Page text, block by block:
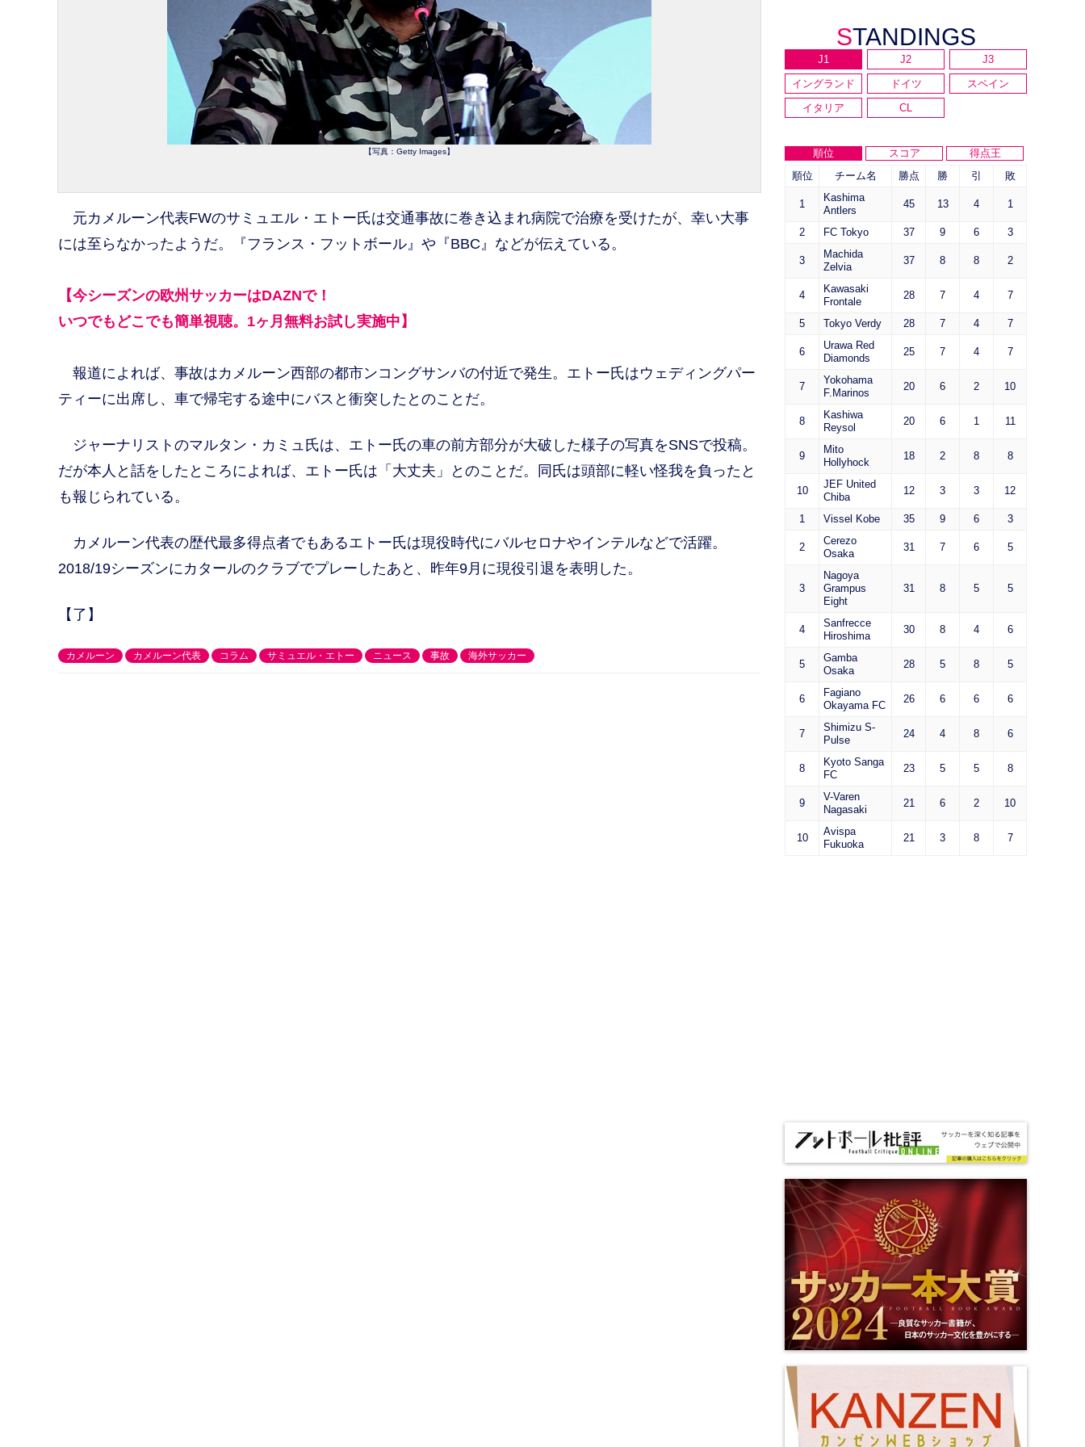
【写真：Getty Images】
元カメルーン代表FWのサミュエル・エトー氏は交通事故に巻き込まれ病院で治療を受けたが、幸い大事
には至らなかったようだ。『フランス・フットボール』や『BBC』などが伝えている。
【今シーズンの欧州サッカーはDAZNで！
いつでもどこでも簡単視聴。1ヶ月無料お試し実施中】
報道によれば、事故はカメルーン西部の都市ンコングサンバの付近で発生。エトー氏はウェディングパー
ティーに出席し、車で帰宅する途中にバスと衝突したとのことだ。
ジャーナリストのマルタン・カミュ氏は、エトー氏の車の前方部分が大破した様子の写真をSNSで投稿。
だが本人と話をしたところによれば、エトー氏は「大丈夫」とのことだ。同氏は頭部に軽い怪我を負ったと
も報じられている。
カメルーン代表の歴代最多得点者でもあるエトー氏は現役時代にバルセロナやインテルなどで活躍。
2018/19シーズンにカタールのクラブでプレーしたあと、昨年9月に現役引退を表明した。
【了】
カメルーン カメルーン代表 コラム サミュエル・エトー ニュース 事故 海外サッカー
STANDINGS
J1 J2
J3
イングランド
ドイツ
スペイン
イタリア
CL
順位 スコア
得点王
順位
チーム名 勝点 勝 引 敗
1
Kashima
Antlers
45 13 4 1
2 FC Tokyo 37 9 6 3
3
Machida
Zelvia
37 8 8 2
4
Kawasaki
Frontale
28 7 4 7
5 Tokyo Verdy 28 7 4 7
6
Urawa Red
Diamonds
25 7 4 7
7
Yokohama
F.Marinos
20 6 2 10
8
Kashiwa
Reysol
20 6 1 11
9
Mito
Hollyhock
18 2 8 8
10
JEF United
Chiba
12 3 3 12
1 Vissel Kobe 35 9 6 3
2
Cerezo
Osaka
31 7 6 5
3
Nagoya
Grampus
Eight
31 8 5 5
4
Sanfrecce
Hiroshima
30 8 4 6
5
Gamba
Osaka
28 5 8 5
6
Fagiano
Okayama FC
26 6 6 6
7
Shimizu S-
Pulse
24 4 8 6
8
Kyoto Sanga
FC
23 5 5 8
9
V-Varen
Nagasaki
21 6 2 10
10
Avispa
Fukuoka
21 3 8 7